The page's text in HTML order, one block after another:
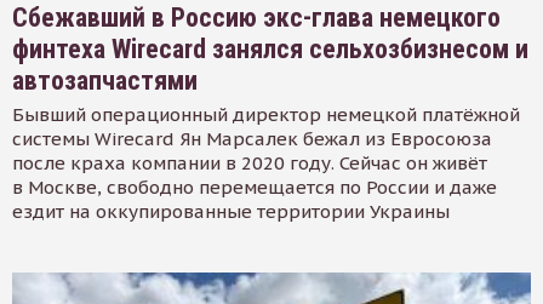
Сбежавший в Россию экс-глава немецкого
финтеха Wirecard занялся сельхозбизнесом и
автозапчастями
Бывший операционный директор немецкой платёжной
системы Wirecard Ян Марсалек бежал из Евросоюза
после краха компании в 2020 году. Сейчас он живёт
в Москве, свободно перемещается по России и даже
ездит на оккупированные территории Украины